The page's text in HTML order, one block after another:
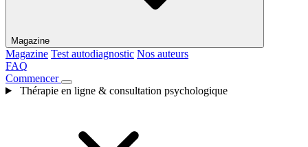
Magazine
Magazine Test autodiagnostic Nos auteurs
FAQ
Commencer
Thérapie en ligne & consultation psychologique